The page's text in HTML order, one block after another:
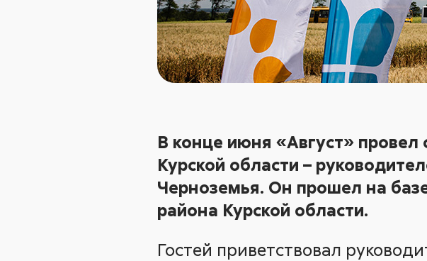
В конце июня «Август»
Курской области –
Черноземья. Он прошел на
района Курской области.
Гостей приветствовал